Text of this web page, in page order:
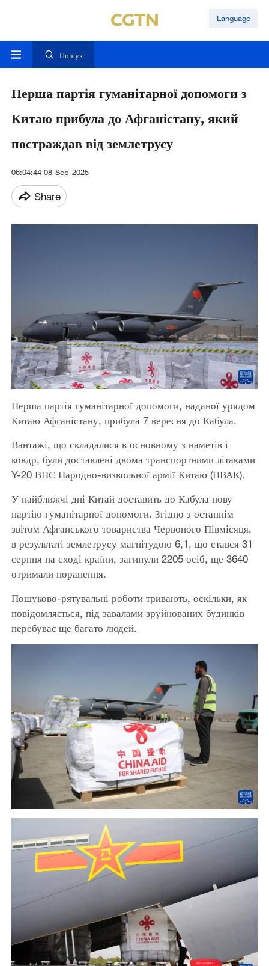
Language
Пошук
Перша партія гуманітарної допомоги з
Китаю прибула до Афганістану, який
постраждав від землетрусу
06:04:44 08-Sep-2025
Share
Перша партія гуманітарної допомоги, наданої урядом
Китаю Афганістану, прибула 7 вересня до Кабула.
Вантажі, що складалися в основному з наметів і
ковдр, були доставлені двома транспортними літаками
Y-20 ВПС Народно-визвольної армії Китаю (НВАК).
У найближчі дні Китай доставить до Кабула нову
партію гуманітарної допомоги. Згідно з останнім
звітом Афганського товариства Червоного Півмісяця,
в результаті землетрусу магнітудою 6,1, що стався 31
серпня на сході країни, загинули 2205 осіб, ще 3640
отримали поранення.
Пошуково-рятувальні роботи тривають, оскільки, як
повідомляється, під завалами зруйнованих будинків
перебуває ще багато людей.